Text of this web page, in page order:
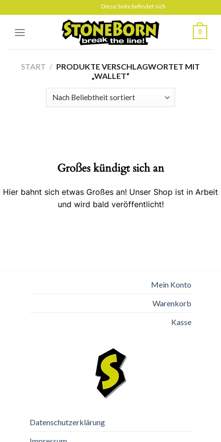
to
content
Diese Seite befindet sich gerade im Aufbau
0
START / PRODUKTE VERSCHLAGWORTET MIT
„WALLET“
Großes kündigt sich an
Hier bahnt sich etwas Großes an! Unser Shop ist in Arbeit
und wird bald veröffentlicht!
Mein Konto
Warenkorb
Kasse
Datenschutzerklärung